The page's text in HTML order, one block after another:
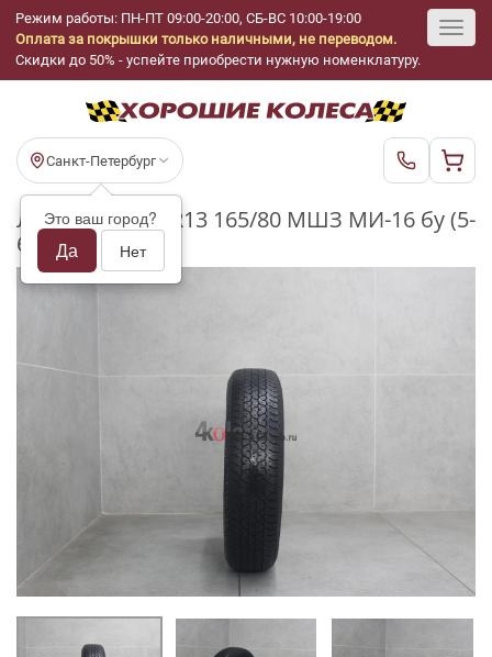
Режим работы: ПН-ПТ 09:00-20:00, СБ-ВС 10:00-19:00
Оплата за покрышки только наличными, не переводом.
Скидки до 50% - успейте приобрести нужную номенклатуру.
Санкт-Петербург
Это ваш город?
Да Нет
Летние шины R13 165/80 МШЗ МИ-16 бу (5-
6 мм.)